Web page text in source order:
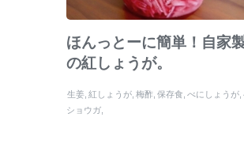
ほんっとーに簡単！自家
の紅しょうが。
生姜 紅しょうが 梅酢 保存食 べにしょうが
ショウガ